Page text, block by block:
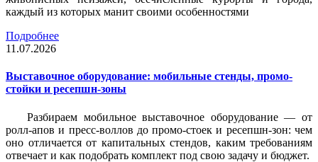
каждый из которых манит своими особенностями
Подробнее
11.07.2026
Выставочное оборудование: мобильные стенды, промо-
стойки и ресепшн-зоны
Разбираем мобильное выставочное оборудование — от
ролл-апов и пресс-воллов до промо-стоек и ресепшн-зон: чем
оно отличается от капитальных стендов, каким требованиям
отвечает и как подобрать комплект под свою задачу и бюджет.